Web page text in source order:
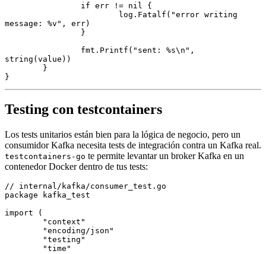
		if
err != nil
{
			log.
Fatalf ( "error writing
message: %v " , err)
		}
		fmt.
Printf ( "sent: %s\n"
string (value))
	}
}
Testing con testcontainers
Los tests unitarios están bien para la lógica de negocio, pero un
consumidor Kafka necesita tests de integración contra un Kafka real.
testcontainers-go te permite levantar un broker Kafka en un
contenedor Docker dentro de tus tests:
// internal/kafka/consumer_test.go
package kafka_test
import (
	"context"
	"encoding/json"
	"testing"
	"time"